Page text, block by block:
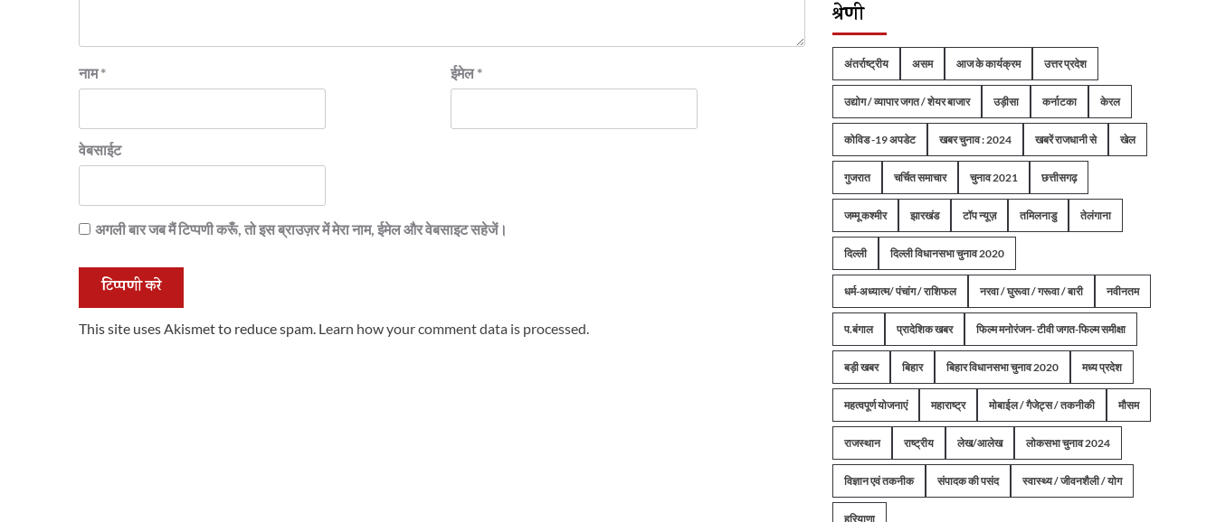
नाम* ईमेल*
वेबसाईट
अगली बार जब मैं टिप्पणी करूँ, तो इस ब्राउज़र में मेरा नाम, ईमेल और वेबसाइट सहेजें।
This site uses Akismet to reduce spam. Learn how your comment data is processed.
श्रेणी
अंतर्राष्ट्रीय असम आज के कार्यक्रम उत्तर प्रदेश
उद्योग / व्यापार जगत / शेयर बाजार उड़ीसा कर्नाटका केरल
कोविड -19 अपडेट खबर चुनाव : 2024 खबरें राजधानी से खेल
गुजरात चर्चित समाचार चुनाव 2021 छत्तीसगढ़
जम्मू कश्मीर झारखंड टॉप न्यूज़ तमिलनाडु तेलंगाना
दिल्ली दिल्ली विधानसभा चुनाव 2020
धर्म-अध्यात्म/ पंचांग / राशिफल नरवा / घुरूवा / गरूवा / बारी नवीनतम
प.बंगाल प्रादेशिक खबर फिल्म मनोरंजन- टीवी जगत-फिल्म समीक्षा
बड़ी खबर बिहार बिहार विधानसभा चुनाव 2020 मध्य प्रदेश
महत्वपूर्ण योजनाएं महाराष्ट्र मोबाईल / गैजेट्स / तकनीकी मौसम
राजस्थान राष्ट्रीय लेख/आलेख लोकसभा चुनाव 2024
विज्ञान एवं तकनीक संपादक की पसंद स्वास्थ्य / जीवनशैली / योग
हरियाणा